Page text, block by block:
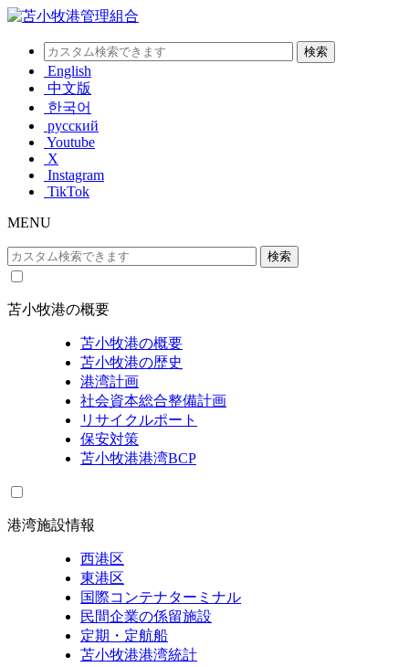
English
中文版
한국어
русский
Youtube
X
Instagram
TikTok
MENU
苫小牧港の概要
苫小牧港の概要
苫小牧港の歴史
港湾計画
社会資本総合整備計画
リサイクルポート
保安対策
苫小牧港港湾BCP
港湾施設情報
西港区
東港区
国際コンテナターミナル
民間企業の係留施設
定期・定航船
苫小牧港港湾統計